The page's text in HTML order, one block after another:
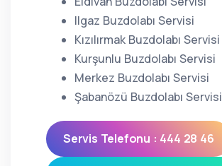
Ilgaz Buzdolabı Servisi
Kızılırmak Buzdolabı Servisi
Kurşunlu Buzdolabı Servisi
Merkez Buzdolabı Servisi
Şabanözü Buzdolabı Servisi
Servis Telefonu : 444 28 46